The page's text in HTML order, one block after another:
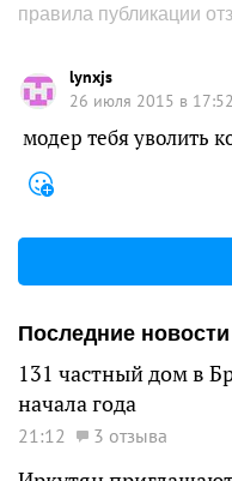
правила публикации
lynxjs
26 июля 2015 в 17:52
модер тебя уволить
Последние новости
131 частный дом в
начала года
21:12 3 отзыва